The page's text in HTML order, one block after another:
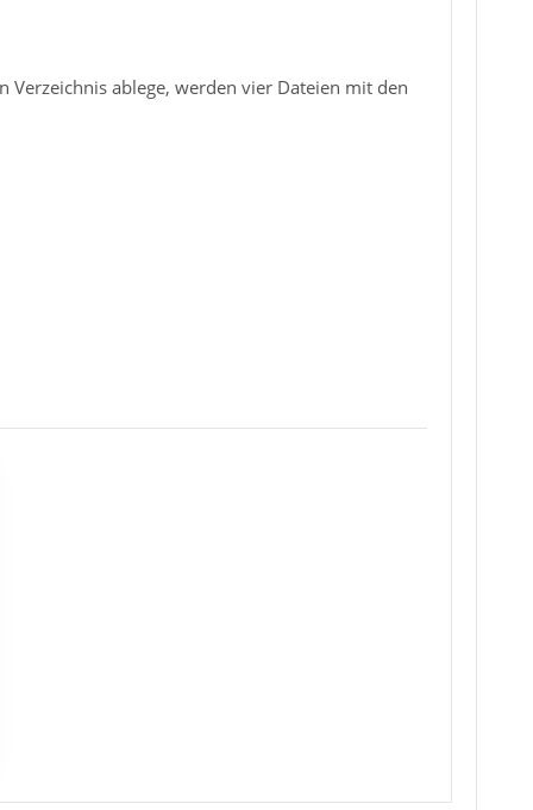
ablege, werden vier Dateien mit den